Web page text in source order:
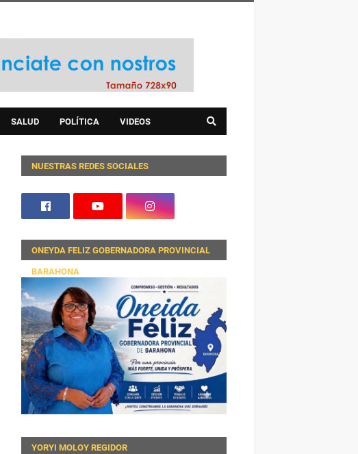
SALUD POLÍTICA VIDEOS
NUESTRAS REDES SOCIALES
ONEYDA FELIZ GOBERNADORA PROVINCIAL
BARAHONA
YORYI MOLOY REGIDOR